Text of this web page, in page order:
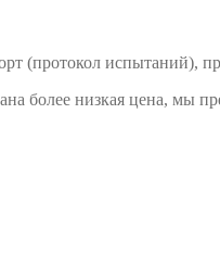
(протокол испытаний),
более низкая цена, мы